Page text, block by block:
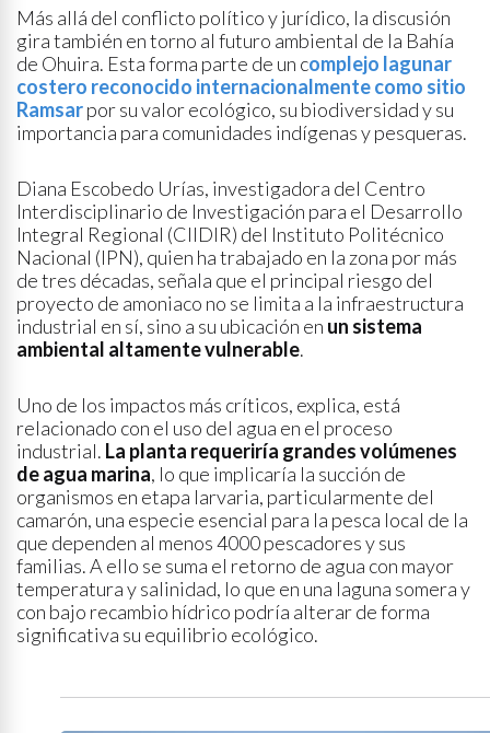
Más allá del conflicto político y jurídico, la discusión
gira también en torno al futuro ambiental de la Bahía
de Ohuira. Esta forma parte de un complejo lagunar
costero reconocido internacionalmente como sitio
Ramsarpor su valor ecológico, su biodiversidad y su
importancia para comunidades indígenas y pesqueras.
Diana Escobedo Urías, investigadora del Centro
Interdisciplinario de Investigación para el Desarrollo
Integral Regional (CIIDIR) del Instituto Politécnico
Nacional (IPN), quien ha trabajado en la zona por más
de tres décadas, señala que el principal riesgo del
proyecto de amoniaco no se limita a la infraestructura
industrial en sí, sino a su ubicación en un sistema
ambiental altamente vulnerable.
Uno de los impactos más críticos, explica, está
relacionado con el uso del agua en el proceso
industrial. La planta requeriría grandes volúmenes
de agua marina, lo que implicaría la succión de
organismos en etapa larvaria, particularmente del
camarón, una especie esencial para la pesca local de la
que dependen al menos 4000 pescadores y sus
familias. A ello se suma el retorno de agua con mayor
temperatura y salinidad, lo que en una laguna somera y
con bajo recambio hídrico podría alterar de forma
significativa su equilibrio ecológico.